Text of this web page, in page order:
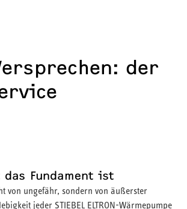
der
das Fundament ist
von ungefähr, sondern von äußerster
jeder STIEBEL ELTRON-Wärmepumpe